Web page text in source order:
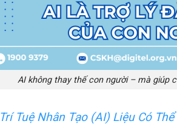
AI không thay thế con người – mà giúp
Trí Tuệ Nhân Tạo (AI) Liệu Có